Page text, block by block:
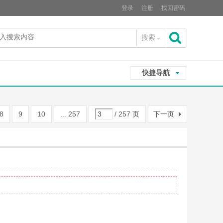
登录 注册 找回密码
搜索
快捷导航
8 9 10 ... 257 / 257 页 下一页